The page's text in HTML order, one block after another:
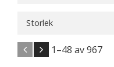
Storlek
100x100
115x240
1–48 av967